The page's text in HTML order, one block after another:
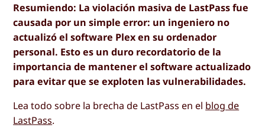
Resumiendo: La violación masiva de LastPass fue
causada por un simple error: un ingeniero no
actualizó el software Plex en su ordenador
personal. Esto es un duro recordatorio de la
importancia de mantener el software actualizado
para evitar que se exploten las vulnerabilidades.
Lea todo sobre la brecha de LastPass en el blog de
LastPass.